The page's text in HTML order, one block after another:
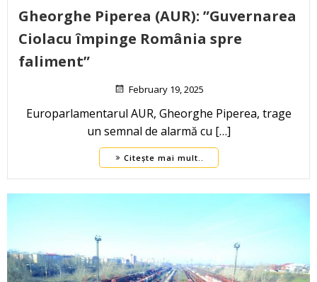
Gheorghe Piperea (AUR): ”Guvernarea
Ciolacu împinge România spre
faliment”
February 19, 2025
Europarlamentarul AUR, Gheorghe Piperea, trage
un semnal de alarmă cu […]
Citește mai mult..